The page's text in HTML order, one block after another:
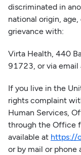
discriminated in
national origin,
grievance with:
Virta Health, 440
91723, or via email
If you live in the
rights complaint
Human Services,
through the Office
available at https://
or by mail or phone